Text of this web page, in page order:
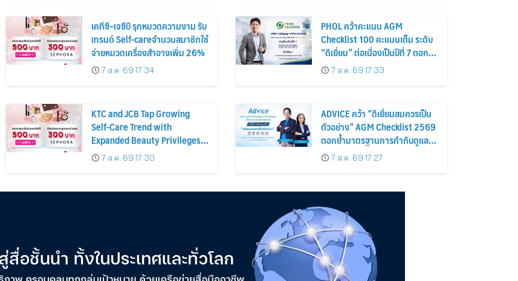
เคทีซี–เจซีบี รุกหมวดความงาม รับ
เทรนด์ Self-careจำนวนสมาชิกใช้
จ่ายหมวดเครื่องสำอางเพิ่ม 26%
7 ส.ค. 69 17:34
PHOL คว้าคะแนน AGM
Checklist 100 คะแนนเต็ม ระดับ
“ดีเยี่ยม” ต่อเนื่องเป็นปีที่ 7 ตอกย้ำ
การดำเนินธุรกิจตามหลักธรรมาภิ
บาล โปร่งใส สร้างความเชื่อมั่นผู้
7 ส.ค. 69 17:33
KTC and JCB Tap Growing
Self-Care Trend with
Expanded Beauty Privileges
Number of KTC JCB
Cardmembers Spending on
7 ส.ค. 69 17:30
ADVICE คว้า “ดีเยี่ยมสมควรเป็น
ตัวอย่าง” AGM Checklist 2569
ตอกย้ำมาตรฐานการกำกับดูแล
กิจการที่ดี
7 ส.ค. 69 17:27